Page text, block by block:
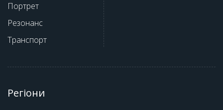
Портрет
Резонанс
Транспорт
Регіони